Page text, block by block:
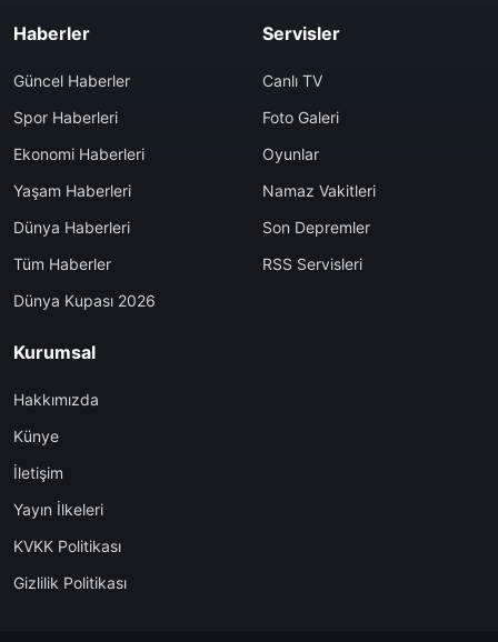
Haberler
Güncel Haberler
Spor Haberleri
Ekonomi Haberleri
Yaşam Haberleri
Dünya Haberleri
Tüm Haberler
Dünya Kupası 2026
Servisler
Canlı TV
Foto Galeri
Oyunlar
Namaz Vakitleri
Son Depremler
RSS Servisleri
Kurumsal
Hakkımızda
Künye
İletişim
Yayın İlkeleri
KVKK Politikası
Gizlilik Politikası